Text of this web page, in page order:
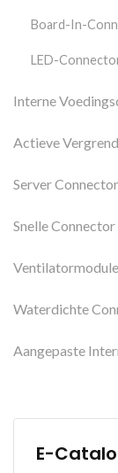
Board-In-
LED-
Interne
Actieve
Server Connector
Snelle Connector
Waterdichte
Aangepaste
E-